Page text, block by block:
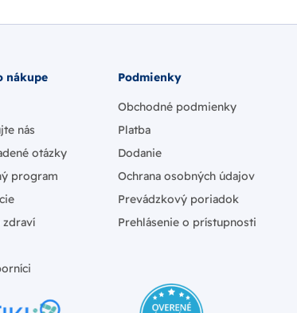
nákupe
nás
otázky
program
zdraví
Podmienky
Obchodné podmienky
Platba
Dodanie
Ochrana osobných údajov
Prevádzkový poriadok
Prehlásenie o prístupnosti